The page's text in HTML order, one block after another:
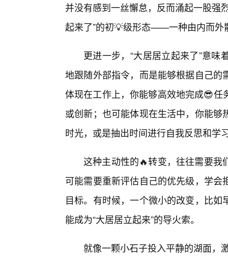
并没有感到一丝懈怠，反而涌起一股强
起来了”的初💡级形态——一种由内而外
更进一步，“大居居立起来了”意
地跟随外部指令，而是能够根据自己
体现在工作上，你能够高效地完成😎
或创新；也可能体现在生活中，你能
时光，或是抽出时间进行自我反思和学
这种主动性的🔥转变，往往需要我
可能需要重新评估自己的优先级，学
目标。有时候，一个微小的改变，比
能成为“大居居立起来”的导火索。
就像一颗小石子投入平静的湖面，